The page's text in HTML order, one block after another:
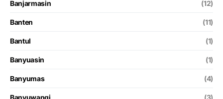
Banjarmasin (12)
Banten (11)
Bantul (1)
Banyuasin (1)
Banyumas (4)
Banyuwangi (3)